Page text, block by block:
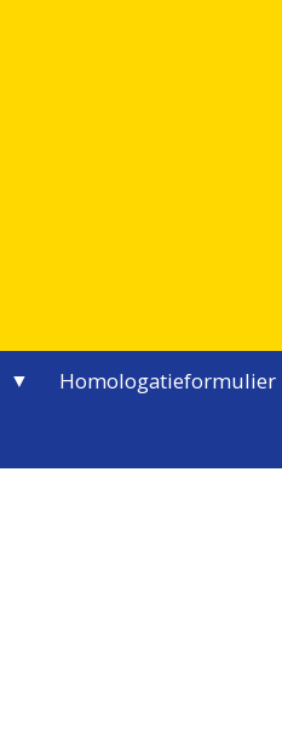
Homologatieformulier